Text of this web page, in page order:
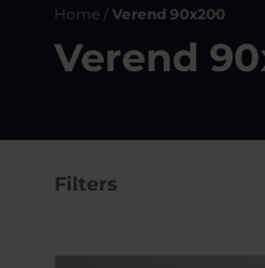
Home / Verend 90x200
Verend
Filters